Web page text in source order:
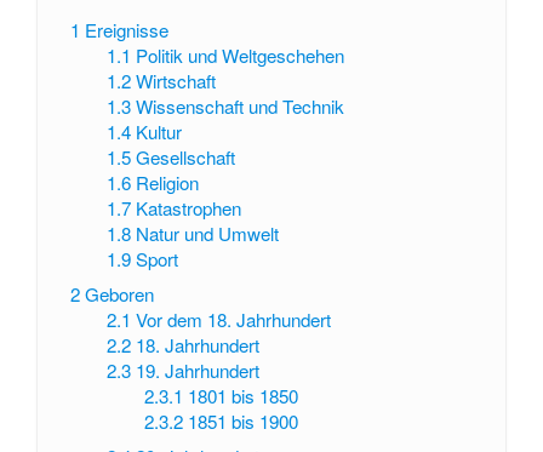
1 Ereignisse
1.1 Politik und Weltgeschehen
1.2 Wirtschaft
1.3 Wissenschaft und Technik
1.4 Kultur
1.5 Gesellschaft
1.6 Religion
1.7 Katastrophen
1.8 Natur und Umwelt
1.9 Sport
2Geboren
2.1 Vor dem 18. Jahrhundert
2.2 18. Jahrhundert
2.3 19. Jahrhundert
2.3.1 1801 bis 1850
2.3.2 1851 bis 1900